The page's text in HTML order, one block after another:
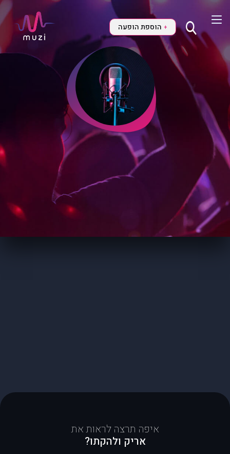
+ הוספת הופעה
איפה תרצה לראות את
אריק ולהקתו?